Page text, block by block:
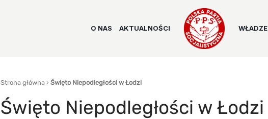
O NAS AKTUALNOŚCI WŁADZE
Strona główna › Święto Niepodległości w Łodzi
Święto Niepodległości w Łodzi